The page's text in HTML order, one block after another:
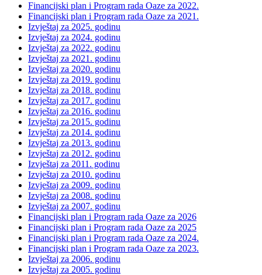
Financijski plan i Program rada Oaze za 2022.
Financijski plan i Program rada Oaze za 2021.
Izvještaj za 2025. godinu
Izvještaj za 2024. godinu
Izvještaj za 2022. godinu
Izvještaj za 2021. godinu
Izvještaj za 2020. godinu
Izvještaj za 2019. godinu
Izvještaj za 2018. godinu
Izvještaj za 2017. godinu
Izvještaj za 2016. godinu
Izvještaj za 2015. godinu
Izvještaj za 2014. godinu
Izvještaj za 2013. godinu
Izvještaj za 2012. godinu
Izvještaj za 2011. godinu
Izvještaj za 2010. godinu
Izvještaj za 2009. godinu
Izvještaj za 2008. godinu
Izvještaj za 2007. godinu
Financijski plan i Program rada Oaze za 2026
Financijski plan i Program rada Oaze za 2025
Financijski plan i Program rada Oaze za 2024.
Financijski plan i Program rada Oaze za 2023.
Izvještaj za 2006. godinu
Izvještaj za 2005. godinu